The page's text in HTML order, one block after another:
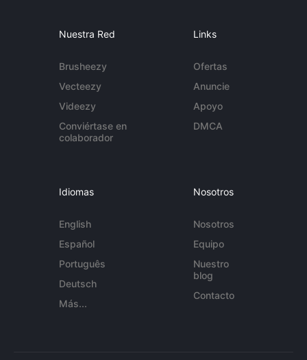
Nuestra Red
Brusheezy
Vecteezy
Videezy
Conviértase en
colaborador
Links
Ofertas
Anuncie
Apoyo
DMCA
Idiomas
English
Español
Português
Deutsch
Más...
Nosotros
Nosotros
Equipo
Nuestro
blog
Contacto